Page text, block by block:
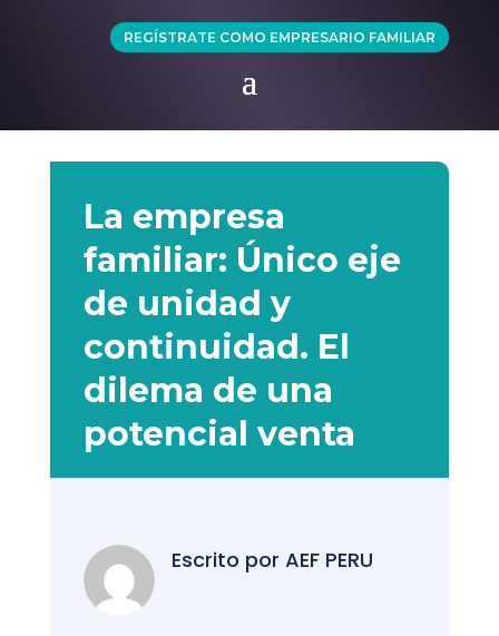
REGÍSTRATE COMO EMPRESARIO FAMILIAR
La empresa
familiar: Único eje
de unidad y
continuidad. El
dilema de una
potencial venta
Escrito por AEF PERU